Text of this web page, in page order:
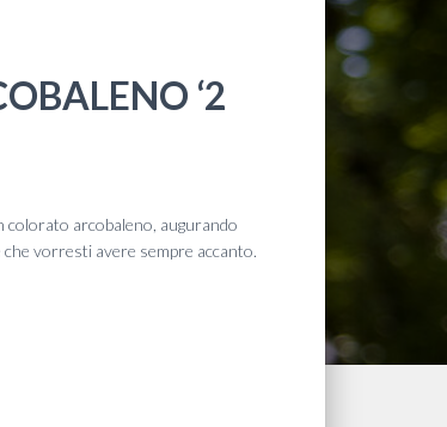
‘2
colorato arcobaleno, augurando
vorresti avere sempre accanto.